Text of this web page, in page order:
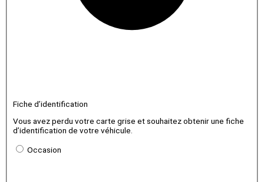
Fiche d’identification
Vous avez perdu votre carte grise et souhaitez obtenir une fiche
d’identification de votre véhicule.
Occasion